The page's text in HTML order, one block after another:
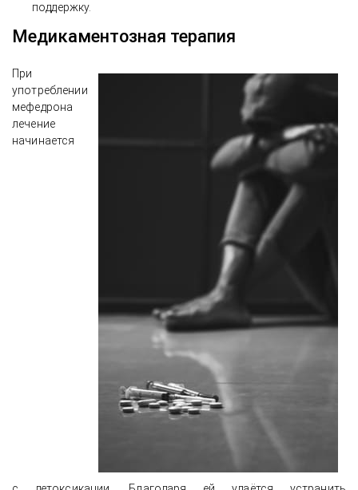
поддержку.
Медикаментозная терапия
При
употреблении
мефедрона
лечение
начинается